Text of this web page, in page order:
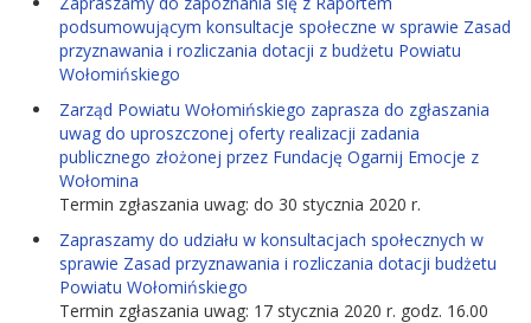
podsumowującym konsultacje społeczne w sprawie Zasad
przyznawania i rozliczania dotacji z budżetu Powiatu
Wołomińskiego
Zarząd Powiatu Wołomińskiego zaprasza do zgłaszania
uwag do uproszczonej oferty realizacji zadania
publicznego złożonej przez Fundację Ogarnij Emocje z
Wołomina
Termin zgłaszania uwag: do 30 stycznia 2020 r.
Zapraszamy do udziału w konsultacjach społecznych w
sprawie Zasad przyznawania i rozliczania dotacji budżetu
Powiatu Wołomińskiego
Termin zgłaszania uwag: 17 stycznia 2020 r. godz. 16.00